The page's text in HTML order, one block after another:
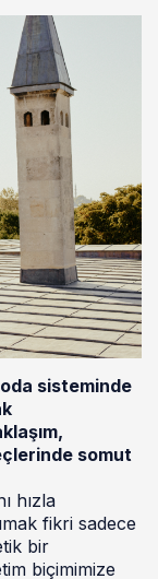
sisteminde
somut
hızla
fikri sadece
bir
biçimimize